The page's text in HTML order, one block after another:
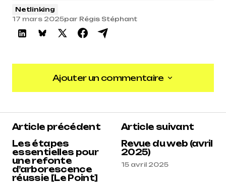
Netlinking
17 mars 2025par Régis Stéphant
Ajouter un commentaire
Ajouter un commentaire
Article précédent
Les étapes
essentielles pour
une refonte
d’arborescence
réussie [Le Point]
Article suivant
Revue du web (avril
2025)
15 avril 2025